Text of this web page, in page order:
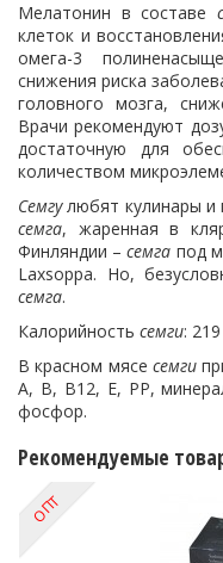
Мелатонин в составе
клеток и
омега-3
снижения риска
головного мозга,
Врачи рекомендуют
достаточную для
количеством
Семгулюбят кулинары и
семга, жаренная в
Финляндии –семга под
Laxsoppa. Но,
семга.
Калорийность семги:
В красном мясе семги
А, В, В12, Е, PP,
фосфор.
Рекомендуемые
ОПТ